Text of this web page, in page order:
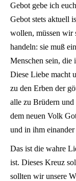
Gebot gebe ich
Gebot stets aktuell
wollen, müssen wir
handeln: sie muß
Menschen sein, die
Diese Liebe macht
zu den Erben der
alle zu Brüdern und
dem neuen Volk
und in ihm
Das ist die wahre
ist. Dieses Kreuz
sollten wir unsere